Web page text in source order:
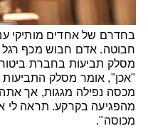
בחדרם של אחדים מותיקי
חבוטה. אדם חבוש מכף רגל
מסלק תביעות בחברת
"אכן", אומר מסלק
מכסה נפילה מגגות, אך
מהפגיעה בקרקע. תראה לי
מכוסה".